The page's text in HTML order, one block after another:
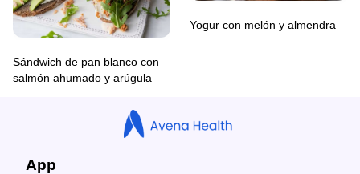
Sándwich de pan blanco con
salmón ahumado y arúgula
Yogur con melón y almendra
App